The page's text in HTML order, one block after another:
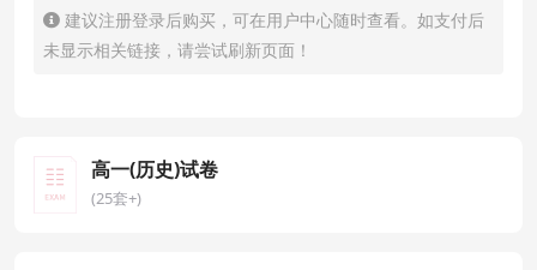
建议注册登录后购买，可在用户中心随时查看。如支付后
未显示相关链接，请尝试刷新页面！
高一(历史)试卷
(25套+)